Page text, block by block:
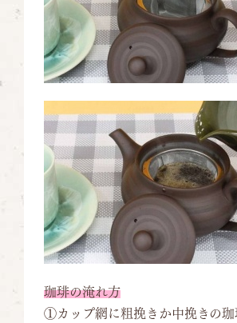
珈琲の淹れ方
①カップ網に粗挽きか中挽きの珈